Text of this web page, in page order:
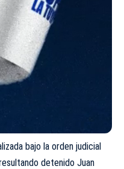
bajo la orden judicial
detenido Juan